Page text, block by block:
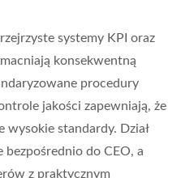
systemy KPI oraz
konsekwentną
procedury
jakości zapewniają, że
wysokie standardy. Dział
do CEO, a
z praktycznym